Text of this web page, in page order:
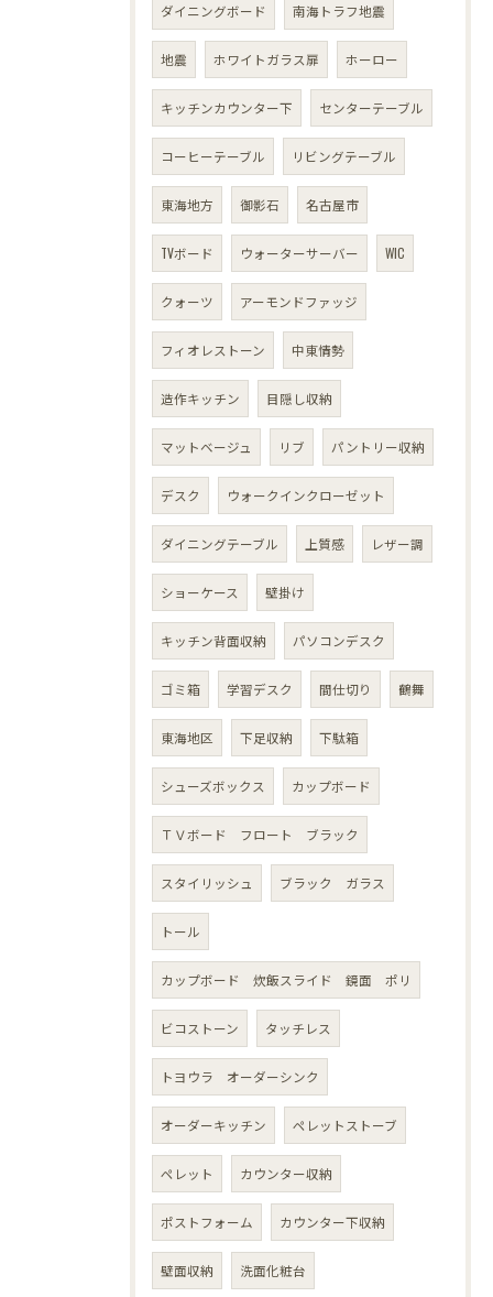
ダイニングボード 南海トラフ地震
地震 ホワイトガラス扉 ホーロー
キッチンカウンター下 センターテーブル
コーヒーテーブル リビングテーブル
東海地方 御影石 名古屋市
TVボード ウォーターサーバー WIC
クォーツ アーモンドファッジ
フィオレストーン 中東情勢
造作キッチン 目隠し収納
マットベージュ リブ パントリー収納
デスク ウォークインクローゼット
ダイニングテーブル 上質感 レザー調
ショーケース 壁掛け
キッチン背面収納 パソコンデスク
ゴミ箱 学習デスク 間仕切り 鶴舞
東海地区 下足収納 下駄箱
シューズボックス カップボード
ＴＶボード フロート ブラック
スタイリッシュ ブラック ガラス
トール
カップボード 炊飯スライド 鏡面 ポリ
ビコストーン タッチレス
トヨウラ オーダーシンク
オーダーキッチン ペレットストーブ
ペレット カウンター収納
ポストフォーム カウンター下収納
壁面収納 洗面化粧台